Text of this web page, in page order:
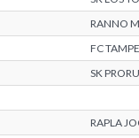
RANNO
FC
SK
RAPLA